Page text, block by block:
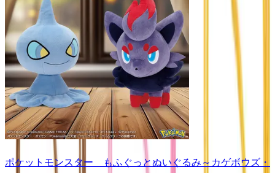
ポケットモンスター もふぐっとぬいぐるみ～カゲボウズ・